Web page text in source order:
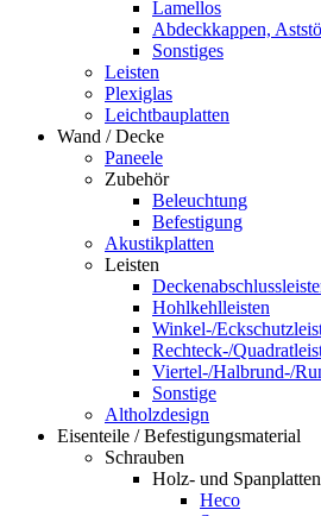
Lamellos
Abdeckkappen,
Sonstiges
Leisten
Plexiglas
Leichtbauplatten
Wand / Decke
Paneele
Zubehör
Beleuchtung
Befestigung
Akustikplatten
Leisten
Hohlkehlleisten
Winkel-/
Rechteck-/
Viertel-/Halbrund-/
Sonstige
Altholzdesign
Eisenteile / Befestigungsmaterial
Schrauben
Holz- und
Heco